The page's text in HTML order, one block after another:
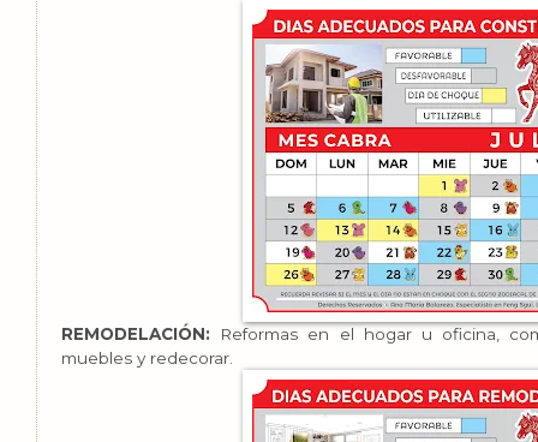
REMODELACIÓN:
Reformas en el hogar u oficina,
muebles y redecorar.